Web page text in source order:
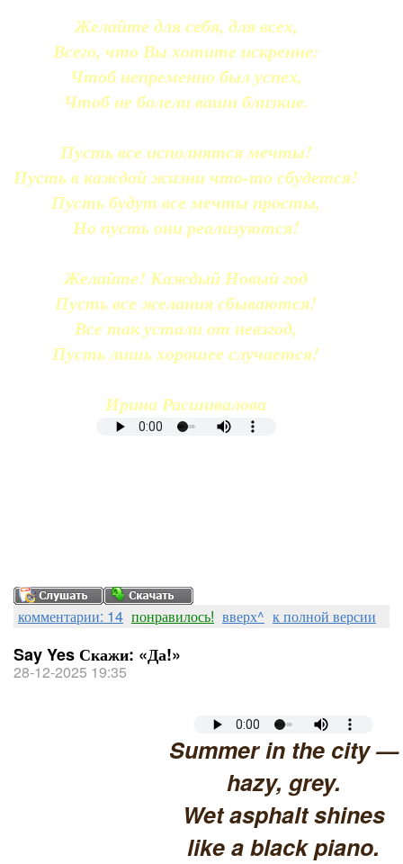
Желайте для себя, для всех,
Всего, что Вы хотите искренне:
Чтоб непременно был успех,
Чтоб не болели ваши близкие.
Пусть все исполнятся мечты!
Пусть в каждой жизни что-то сбудется!
Пусть будут все мечты просты,
Но пусть они реализуются!
Желайте! Каждый Новый год
Пусть все желания сбываются!
Все так устали от невзгод,
Пусть лишь хорошее случается!
Ирина Расшивалова
комментарии: 14 понравилось! вверх^ к полной версии
Say Yes Скажи: «Да!»
28-12-2025 19:35
Summer in the city —
hazy, grey.
Wet asphalt shines
like a black piano.